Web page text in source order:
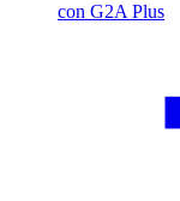
con G2A Plus